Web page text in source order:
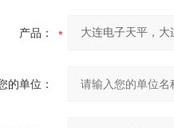
产品：
的单位：